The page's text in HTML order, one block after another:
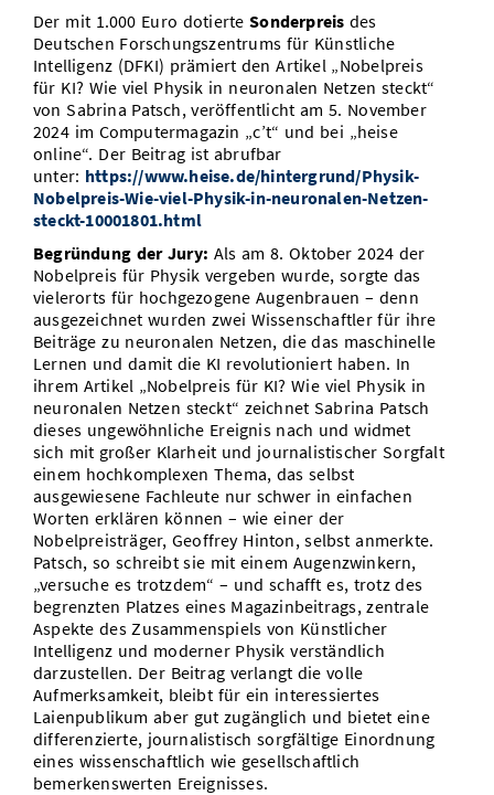
Der mit 1.000 Euro dotierteSonderpreisdes
Deutschen Forschungszentrums für Künstliche
Intelligenz (DFKI) prämiert den Artikel „Nobelpreis
für KI? Wie viel Physik in neuronalen Netzen steckt“
von Sabrina Patsch, veröffentlicht am 5. November
2024 im Computermagazin „c’t“ und bei „heise
online“. Der Beitrag ist abrufbar
unter: https://www.heise.de/hintergrund/Physik-
Nobelpreis-Wie-viel-Physik-in-neuronalen-Netzen-
steckt-10001801.html
Begründung der Jury: Als am 8. Oktober 2024 der
Nobelpreis für Physik vergeben wurde, sorgte das
vielerorts für hochgezogene Augenbrauen – denn
ausgezeichnet wurden zwei Wissenschaftler für ihre
Beiträge zu neuronalen Netzen, die das maschinelle
Lernen und damit die KI revolutioniert haben. In
ihrem Artikel „Nobelpreis für KI? Wie viel Physik in
neuronalen Netzen steckt“ zeichnet Sabrina Patsch
dieses ungewöhnliche Ereignis nach und widmet
sich mit großer Klarheit und journalistischer Sorgfalt
einem hochkomplexen Thema, das selbst
ausgewiesene Fachleute nur schwer in einfachen
Worten erklären können – wie einer der
Nobelpreisträger, Geoffrey Hinton, selbst anmerkte.
Patsch, so schreibt sie mit einem Augenzwinkern,
„versuche es trotzdem“ – und schafft es, trotz des
begrenzten Platzes eines Magazinbeitrags, zentrale
Aspekte des Zusammenspiels von Künstlicher
Intelligenz und moderner Physik verständlich
darzustellen. Der Beitrag verlangt die volle
Aufmerksamkeit, bleibt für ein interessiertes
Laienpublikum aber gut zugänglich und bietet eine
differenzierte, journalistisch sorgfältige Einordnung
eines wissenschaftlich wie gesellschaftlich
bemerkenswerten Ereignisses.